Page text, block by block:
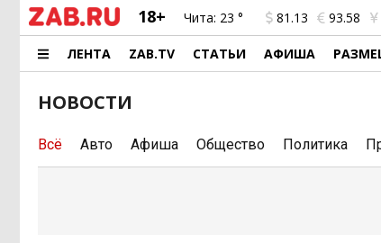
18+ Чита: 23 ° 81.13 93.58
ЛЕНТА ZAB.TV СТАТЬИ АФИША
НОВОСТИ
Всё Авто Афиша Общество Политика